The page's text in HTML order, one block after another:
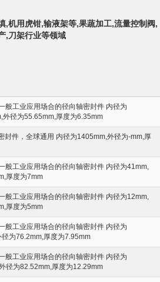
,机用虎钳,输液架等,果蔬加工,流量控制阀,
,刀架行业等领域
般工业应用场合的径向轴密封件 内径为
外径为55.65mm,厚度为6.35mm
封件，全球通用 内径为1405mm,外径为-mm,厚
般工业应用场合的径向轴密封件 内径为41mm,
厚度为7mm
般工业应用场合的径向轴密封件 内径为12mm,
厚度为5mm
般工业应用场合的径向轴密封件 内径为
为76.2mm,厚度为7.95mm
般工业应用场合的径向轴密封件 内径为
径为82.52mm,厚度为12.29mm